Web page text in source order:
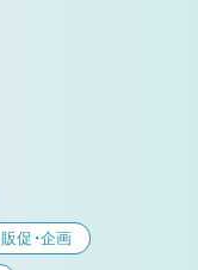
販促・企画